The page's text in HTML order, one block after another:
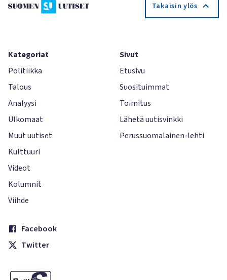
Takaisin ylös
Kategoriat
Politiikka
Talous
Analyysi
Ulkomaat
Muut uutiset
Kulttuuri
Videot
Kolumnit
Viihde
Sivut
Etusivu
Suosituimmat
Toimitus
Lähetä uutisvinkki
Perussuomalainen-lehti
Facebook
Twitter